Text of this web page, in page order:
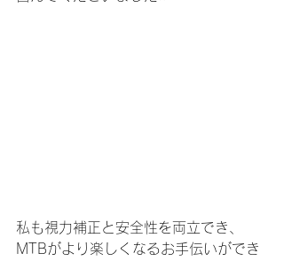
私も視力補正と安全性を両立でき、
MTBがより楽しくなるお手伝いができ